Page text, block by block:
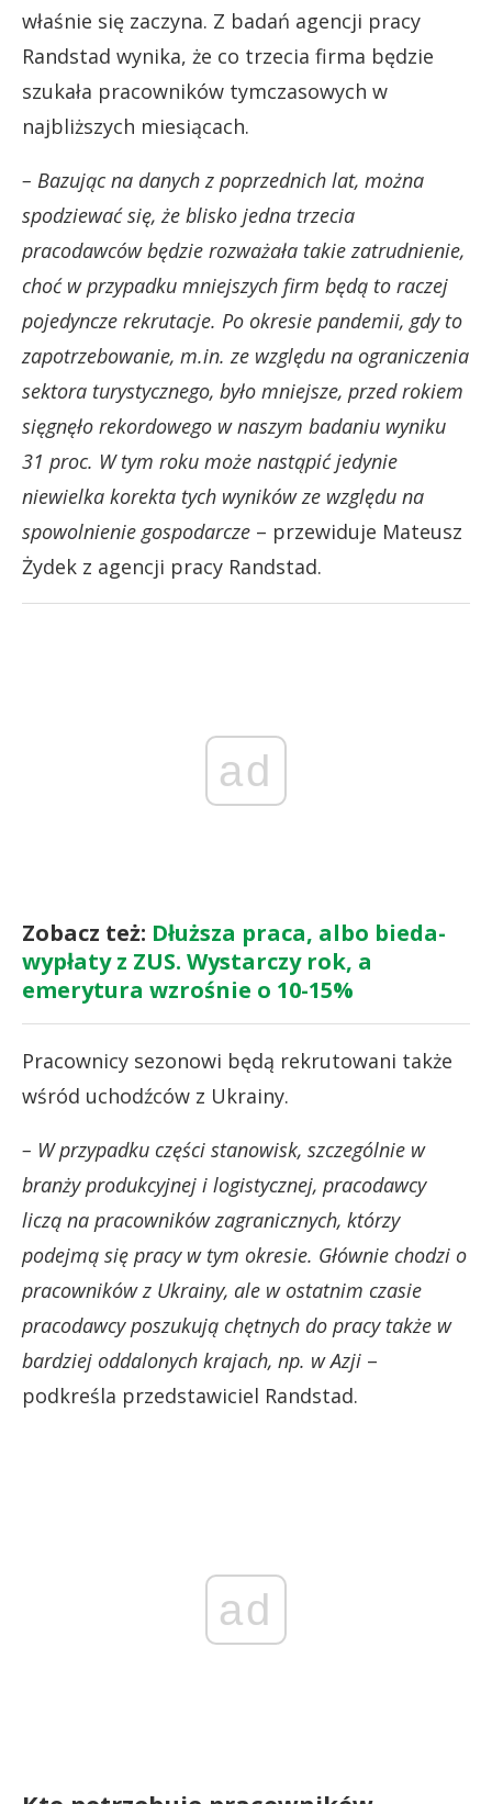
właśnie się zaczyna. Z badań agencji pracy
Randstad wynika, że co trzecia firma będzie
szukała pracowników tymczasowych w
najbliższych miesiącach.
– Bazując na danych z poprzednich lat, można
spodziewać się, że blisko jedna trzecia
pracodawców będzie rozważała takie zatrudnienie,
choć w przypadku mniejszych firm będą to raczej
pojedyncze rekrutacje. Po okresie pandemii, gdy to
zapotrzebowanie, m.in. ze względu na ograniczenia
sektora turystycznego, było mniejsze, przed rokiem
sięgnęło rekordowego w naszym badaniu wyniku
31 proc. W tym roku może nastąpić jedynie
niewielka korekta tych wyników ze względu na
spowolnienie gospodarcze – przewiduje Mateusz
Żydek z agencji pracy Randstad.
ad
Zobacz też: Dłuższa praca, albo bieda-
wypłaty z ZUS. Wystarczy rok, a
emerytura wzrośnie o 10-15%
Pracownicy sezonowi będą rekrutowani także
wśród uchodźców z Ukrainy.
– W przypadku części stanowisk, szczególnie w
branży produkcyjnej i logistycznej, pracodawcy
liczą na pracowników zagranicznych, którzy
podejmą się pracy w tym okresie. Głównie chodzi o
pracowników z Ukrainy, ale w ostatnim czasie
pracodawcy poszukują chętnych do pracy także w
bardziej oddalonych krajach, np. w Azji –
podkreśla przedstawiciel Randstad.
ad